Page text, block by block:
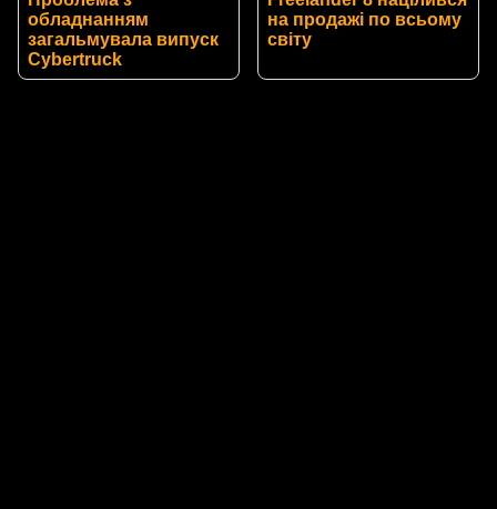
обладнанням
загальмувала випуск
Cybertruck
на продажі по всьому
світу